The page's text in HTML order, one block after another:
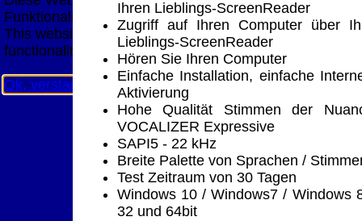
Ihren Lieblings-ScreenReader
Zugriff auf Ihren Computer über
Lieblings-ScreenReader
Hören Sie Ihren Computer
Einfache Installation, einfache
Aktivierung
Hohe Qualität Stimmen der
VOCALIZER Expressive
SAPI5 - 22 kHz
Breite Palette von Sprachen /
Test Zeitraum von 30 Tagen
Windows 10 / Windows7 / Windows
32 und 64bit
Funktionalität bieten zu können.
This website uses cookies to provide the best possible
functionality.
Ok, verstanden Mehr Infos